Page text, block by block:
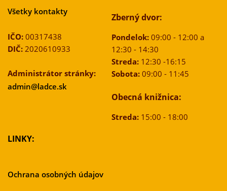
Všetky kontakty
IČO: 00317438
DIČ: 2020610933
Administrátor stránky:
admin@ladce.sk
Zberný dvor:
Pondelok:09:00 - 12:00 a
12:30 - 14:30
Streda:12:30 -16:15
Sobota:09:00 - 11:45
Obecná knižnica:
Streda:15:00 - 18:00
LINKY:
Ochrana osobných údajov